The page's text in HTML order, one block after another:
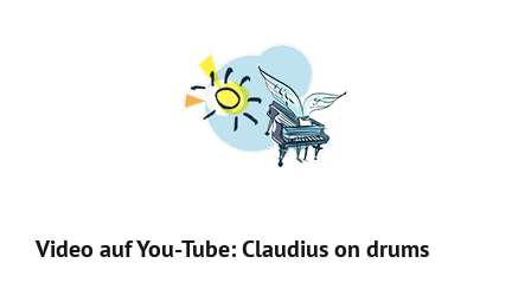
Video auf You-Tube: Claudius on drums